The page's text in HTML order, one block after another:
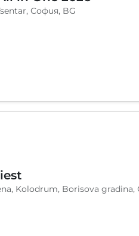
София, BG
Kolodrum, Borisova gradina,